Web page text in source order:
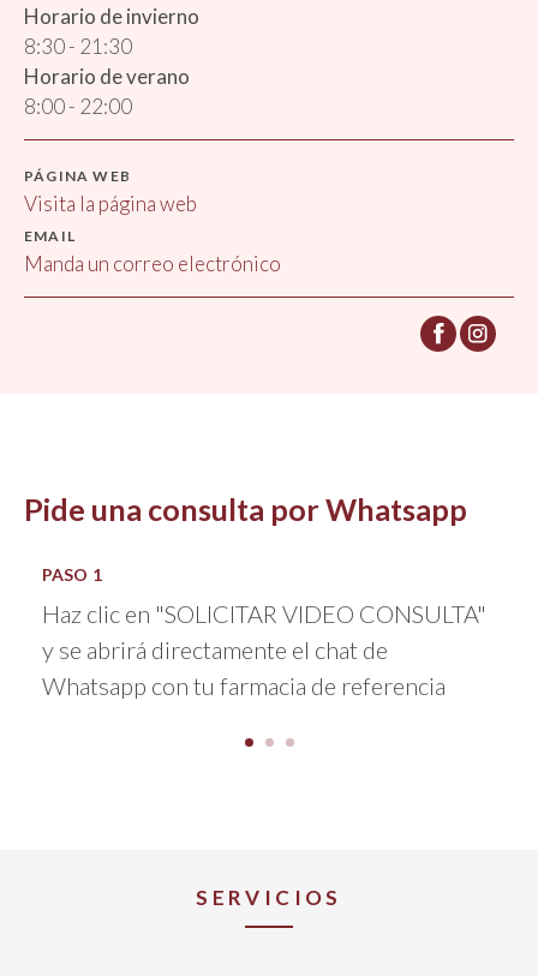
Horario de invierno
8:30 - 21:30
Horario de verano
8:00 - 22:00
PÁGINA WEB
Visita la página web
EMAIL
Manda un correo electrónico
Pide una consulta por Whatsapp
PASO 1
Haz clic en "SOLICITAR VIDEO CONSULTA"
y se abrirá directamente el chat de
Whatsapp con tu farmacia de referencia
SERVICIOS